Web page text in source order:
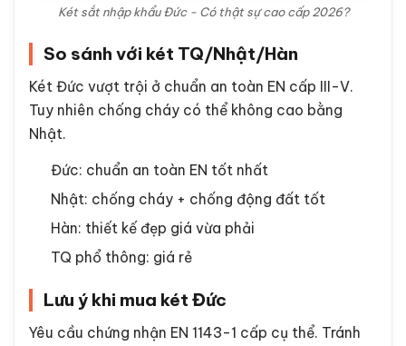
Két sắt nhập khẩu Đức - Có thật sự cao cấp 2026?
So sánh với két TQ/Nhật/Hàn
Két Đức vượt trội ở chuẩn an toàn EN cấp III-V.
Tuy nhiên chống cháy có thể không cao bằng
Nhật.
Đức: chuẩn an toàn EN tốt nhất
Nhật: chống cháy + chống động đất tốt
Hàn: thiết kế đẹp giá vừa phải
TQ phổ thông: giá rẻ
Lưu ý khi mua két Đức
Yêu cầu chứng nhận EN 1143-1 cấp cụ thể. Tránh